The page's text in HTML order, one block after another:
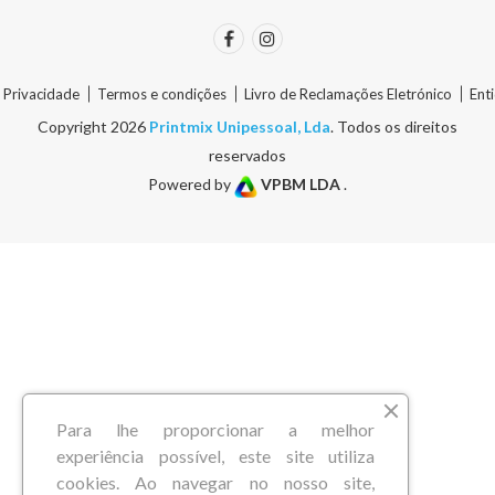
Termos e condições Livro de Reclamações Eletrónico
Copyright 2026 Printmix Unipessoal, Lda. Todos os direitos
reservados
Powered by
VPBM LDA .
Para lhe proporcionar a melhor
experiência possível, este site utiliza
cookies. Ao navegar no nosso site,